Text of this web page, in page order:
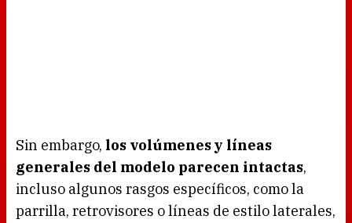
Sin embargo, los volúmenes y líneas
generales del modelo parecen intactas,
incluso algunos rasgos específicos, como la
parrilla, retrovisores o líneas de estilo laterales,